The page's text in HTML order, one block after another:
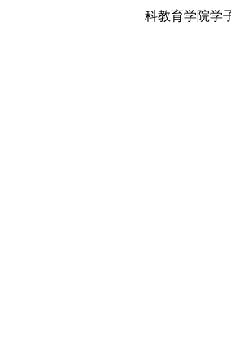
科教育学院学